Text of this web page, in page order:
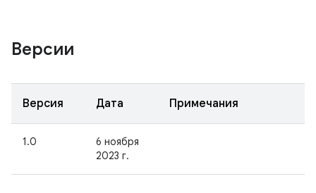
Версии
Версия Дата Примечания
1.0
6 ноября
2023 г.